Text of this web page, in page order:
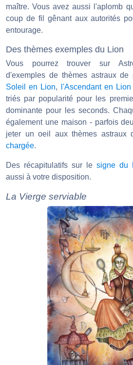
maître. Vous avez aussi l'aplomb
coup de fil gênant aux autorités
entourage.
Des thèmes exemples du Lion
Vous pourrez trouver sur
d'exemples de thèmes astraux de
Soleil en Lion, l'Ascendant en Lion
triés par popularité pour les
dominante pour les seconds.
également une maison - parfois
jeter un oeil aux thèmes astraux
chargée.
Des récapitulatifs sur le signe du
aussi à votre disposition.
La Vierge serviable